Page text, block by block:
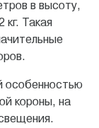
в высоту,
кг. Такая
особенностью
короны, на